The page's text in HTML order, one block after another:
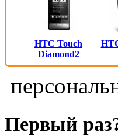
HTC Touch
Diamond2
Первый